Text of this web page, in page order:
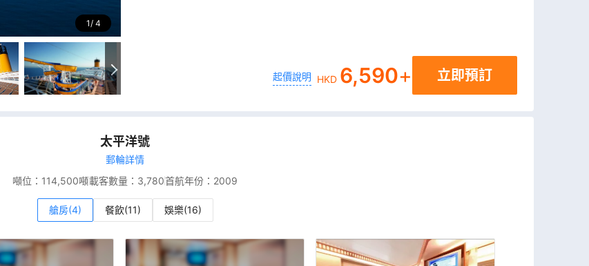
1 4
起價說明 HKD 6,590+ 立即預訂
太平洋號
郵輪詳情
噸位： 114,500噸載客數量： 3,780首航年份： 2009
艙房(4) 餐飲(11) 娛樂(16)